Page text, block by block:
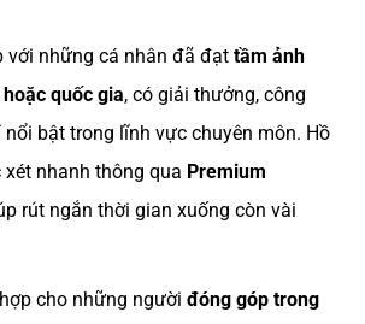
với những cá nhân đã đạt tầm ảnh
quốc gia, có giải thưởng, công
bật trong lĩnh vực chuyên môn. Hồ
nhanh thông qua Premium
rút ngắn thời gian xuống còn vài
cho những người đóng góp trong